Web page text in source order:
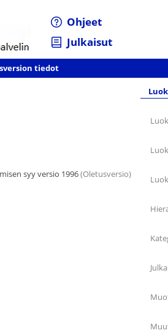
Ohjeet
Julkaisut
tiedot
syy versio 1996(Oletusversio)